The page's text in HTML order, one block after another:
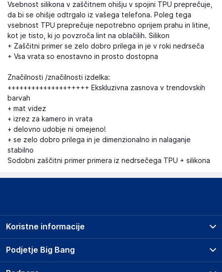
Vsebnost silikona v zaščitnem ohišju v spojini TPU preprečuje,
da bi se ohišje odtrgalo iz vašega telefona. Poleg tega
vsebnost TPU preprečuje nepotrebno oprijem prahu in litine,
kot je tisto, ki jo povzroča lint na oblačilih. Silikon
+ Zaščitni primer se zelo dobro prilega in je v roki nedrseča
+ Vsa vrata so enostavno in prosto dostopna
Značilnosti /značilnosti izdelka:
++++++++++++++++++++ Ekskluzivna zasnova v trendovskih
barvah
+ mat videz
+ izrez za kamero in vrata
+ delovno udobje ni omejeno!
+ se zelo dobro prilega in je dimenzionalno in nalaganje
stabilno
Sodobni zaščitni primer primera iz nedrsečega TPU + silikona
Podjetje Big Bang
O podjetju
Koristne informacije
Prodajna mesta